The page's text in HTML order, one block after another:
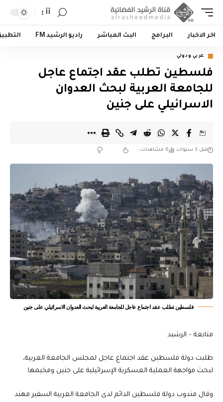
أأ
اخر الاخبار البرامج البث المباشر راديو الرشيد FM
عربي ودولي
فلسطين تطلب عقد اجتماع عاجل
للجامعة العربية لبحث العدوان
الاسرائيلي على جنين
قبل 3 سنوات 6 مشاهدات
فلسطين تطلب عقد اجتماع عاجل للجامعة العربية لبحث العدوان الاسرائيلي على جنين
متابعة – الرشيد
طلبت دولة فلسطين عقد اجتماع عاجل لمجلس الجامعة العربية،
لبحث مواجهة العملية العسكرية الإسرائيلية على جنين ومخيمها.
وقال مندوب دولة فلسطين الدائم لدى الجامعة العربية السفير مهند